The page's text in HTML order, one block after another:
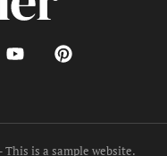
is a sample website.